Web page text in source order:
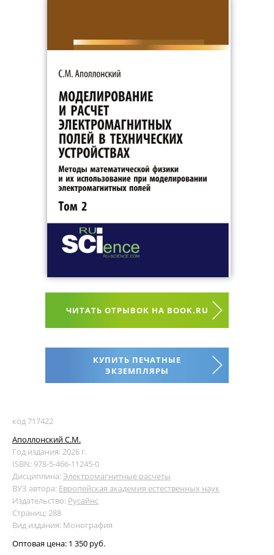
ЧИТАТЬ ОТРЫВОК НА BOOK.RU
КУПИТЬ ПЕЧАТНЫЕ
ЭКЗЕМПЛЯРЫ
код 717422
Аполлонский С.М.
Год издания: 2026 г.
ISBN: 978-5-466-11245-0
Дисциплина:Электромагнитные расчеты
ВУЗ автора: Европейская академия естественных наук
Издательство: Русайнс
Страниц: 288
Вид издания: Монография
Оптовая цена: 1 350 руб.